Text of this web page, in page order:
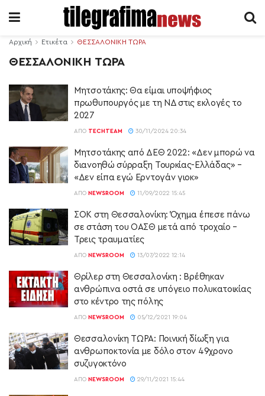
Αρχική Ετικέτα ΘΕΣΣΑΛΟΝΙΚΗ ΤΩΡΑ
ΘΕΣΣΑΛΟΝΙΚΗ ΤΩΡΑ
Μητσοτάκης: Θα είμαι υποψήφιος
πρωθυπουργός με τη ΝΔ στις εκλογές το
2027
ΑΠΌ TECHTEAM 30/11/2024 20:34
Μητσοτάκης από ΔΕΘ 2022: «Δεν μπορώ να
διανοηθώ σύρραξη Τουρκίας-Ελλάδας» –
«Δεν είπα εγώ Ερντογάν γιοκ»
ΑΠΌ NEWSROOM 11/09/2022 15:45
ΣΟΚ στη Θεσσαλονίκη: Όχημα έπεσε πάνω
σε στάση του ΟΑΣΘ μετά από τροχαίο –
Τρεις τραυματίες
ΑΠΌ NEWSROOM 13/07/2022 12:14
Θρίλερ στη Θεσσαλονίκη : Βρέθηκαν
ανθρώπινα οστά σε υπόγειο πολυκατοικίας
στο κέντρο της πόλης
ΑΠΌ NEWSROOM 05/12/2021 19:04
Θεσσαλονίκη ΤΩΡΑ: Ποινική δίωξη για
ανθρωποκτονία με δόλο στον 49χρονο
συζυγοκτόνο
ΑΠΌ NEWSROOM 29/11/2021 15:44